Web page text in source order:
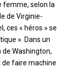
femme, selon la
de Virginie-
ces « héros » se
». Dans un
Washington,
de faire machine